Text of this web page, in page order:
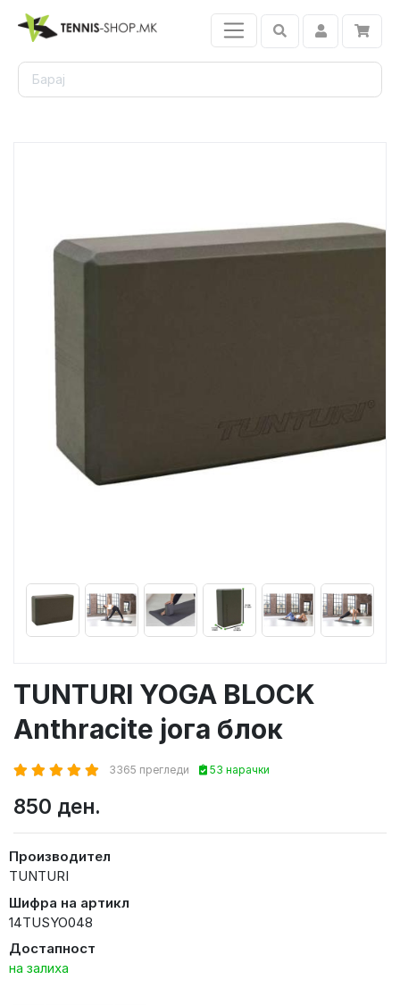
TUNTURI YOGA BLOCK
Anthracite јога блок
3365 прегледи 53 нарачки
850 ден.
Производител
TUNTURI
Шифра на артикл
14TUSYO048
Достапност
на залиха